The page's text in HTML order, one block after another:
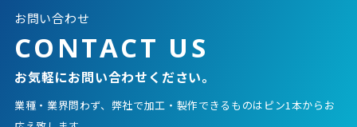
お問い合わせ
CONTACT US
お気軽にお問い合わせください。
業種・業界問わず、弊社で加工・製作できるものはピン1本からお